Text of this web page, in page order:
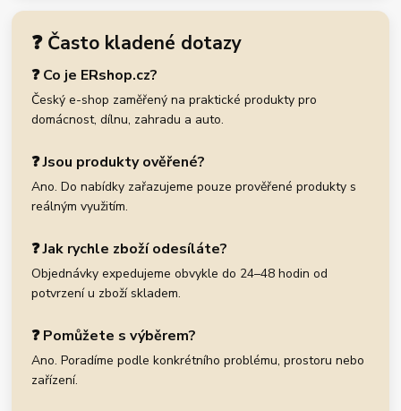
❓ Často kladené dotazy
❓ Co je ERshop.cz?
Český e-shop zaměřený na praktické produkty pro
domácnost, dílnu, zahradu a auto.
❓ Jsou produkty ověřené?
Ano. Do nabídky zařazujeme pouze prověřené produkty s
reálným využitím.
❓ Jak rychle zboží odesíláte?
Objednávky expedujeme obvykle do 24–48 hodin od
potvrzení u zboží skladem.
❓ Pomůžete s výběrem?
Ano. Poradíme podle konkrétního problému, prostoru nebo
zařízení.